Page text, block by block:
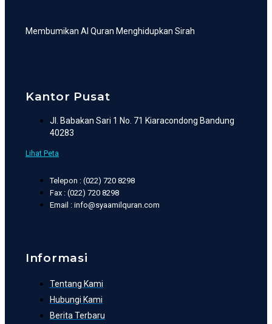
Membumikan Al Quran Menghidupkan Sirah
Kantor Pusat
Jl. Babakan Sari 1 No. 71 Kiaracondong Bandung
40283
Lihat Peta
Telepon : (022) 720 8298
Fax : (022) 720 8298
Email : info@syaamilquran.com
Informasi
Tentang Kami
Hubungi Kami
Berita Terbaru